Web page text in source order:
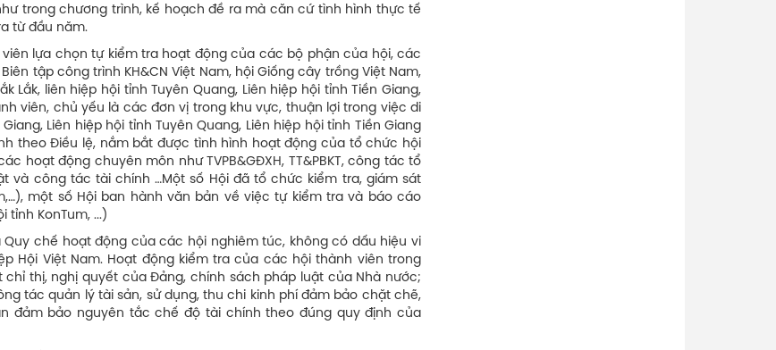
trong chương trình, kế hoạch đề ra mà căn cứ tình hình thực tế
từ đầu năm.
lựa chọn tự kiểm tra hoạt động của các bộ phận của hội, các
tập công trình KH&CN Việt Nam, hội Giống cây trồng Việt Nam,
Lắk, liên hiệp hội tỉnh Tuyên Quang, Liên hiệp hội tỉnh Tiền Giang,
viên, chủ yếu là các đơn vị trong khu vực, thuận lợi trong việc di
Liên hiệp hội tỉnh Tuyên Quang, Liên hiệp hội tỉnh Tiền Giang
theo Điều lệ, nắm bắt được tình hình hoạt động của tổ chức hội
hoạt động chuyên môn như TVPB&GĐXH, TT&PBKT, công tác tổ
và công tác tài chính …Một số Hội đã tổ chức kiểm tra, giám sát
một số Hội ban hành văn bản về việc tự kiểm tra và báo cáo
tỉnh KonTum, ...)
chế hoạt động của các hội nghiêm túc, không có dấu hiệu vi
Hội Việt Nam. Hoạt động kiểm tra của các hội thành viên trong
thị, nghị quyết của Đảng, chính sách pháp luật của Nhà nước;
tác quản lý tài sản, sử dụng, thu chi kinh phí đảm bảo chặt chẽ,
đảm bảo nguyên tắc chế độ tài chính theo đúng quy định của